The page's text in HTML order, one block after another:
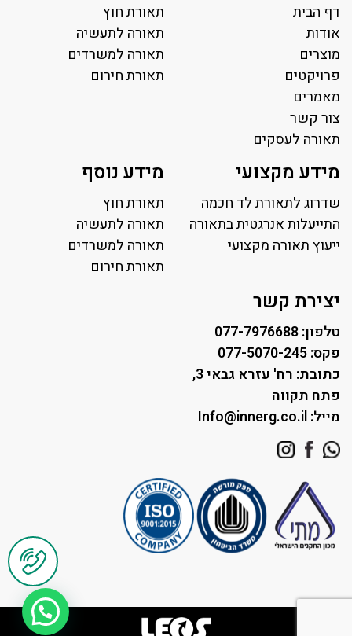
דף הבית
אודות
מוצרים
פרויקטים
מאמרים
צור קשר
תאורה לעסקים
פאנל לד
פרופיל תאורה
תאורה לאולמות ספורט
תאורה למגרשי טניס
תאורת חוץ
תאורה לתעשיה
תאורה למשרדים
תאורת חירום
מידע מקצועי
שדרוג לתאורת לד חכמה
התייעלות אנרגטית בתאורה
ייעוץ תאורה מקצועי
מידע נוסף
תאורת חוץ
תאורה לתעשיה
תאורה למשרדים
תאורת חירום
יצירת קשר
טלפון: 077-7976688
פקס: 077-5070-245
כתובת: רח' עזרא גבאי 3,
פתח תקווה
מייל: Info@innerg.co.il